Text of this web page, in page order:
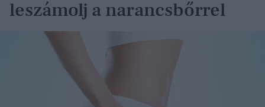
leszámolj a narancsbőrrel